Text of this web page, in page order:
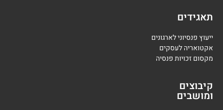
תאגידים
ייעוץ פנסיוני לארגונים
אקטואריה לעסקים
מקסום זכויות פנסיה
קיבוצים
ומושבים